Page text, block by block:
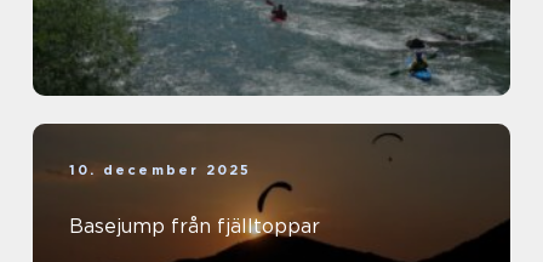
10. december 2025
Basejump från fjälltoppar